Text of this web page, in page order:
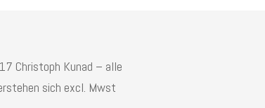
Christoph Kunad – alle
sich excl. Mwst